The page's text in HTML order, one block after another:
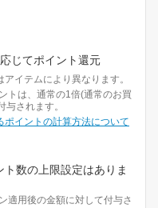
じてポイント還元
イテムにより異なります。
トは、通常の1倍(通常のお買
されます。
ポイントの計算方法について
数の上限設定はありま
適用後の金額に対して付与さ